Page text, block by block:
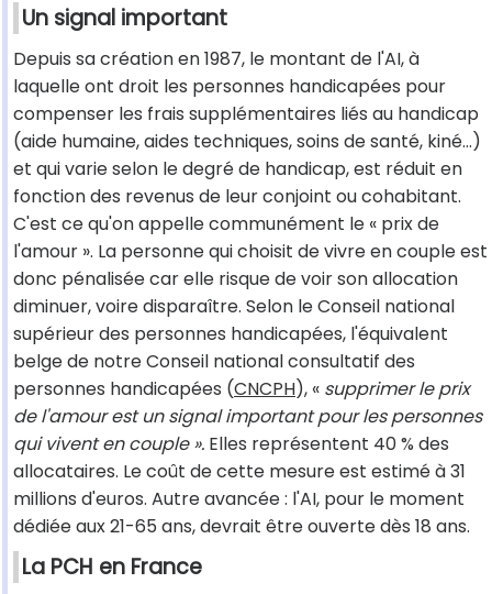
Un signal important
Depuis sa création en 1987, le montant de l'AI, à
laquelle ont droit les personnes handicapées pour
compenser les frais supplémentaires liés au handicap
(aide humaine, aides techniques, soins de santé, kiné...)
et qui varie selon le degré de handicap, est réduit en
fonction des revenus de leur conjoint ou cohabitant.
C'est ce qu'on appelle communément le « prix de
l'amour ». La personne qui choisit de vivre en couple est
donc pénalisée car elle risque de voir son allocation
diminuer, voire disparaître. Selon le Conseil national
supérieur des personnes handicapées, l'équivalent
belge de notre Conseil national consultatif des
personnes handicapées (CNCPH), « supprimer le prix
de l'amour est un signal important pour les personnes
qui vivent en couple ». Elles représentent 40 % des
allocataires. Le coût de cette mesure est estimé à 31
millions d'euros. Autre avancée : l'AI, pour le moment
dédiée aux 21-65 ans, devrait être ouverte dès 18 ans.
La PCH en France